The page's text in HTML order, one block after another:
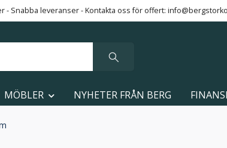
- Snabba leveranser - Kontakta oss för offert:
MÖBLER NYHETER FRÅN BERG